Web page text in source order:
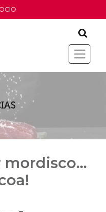
mordisco…